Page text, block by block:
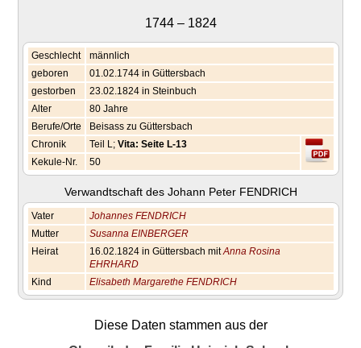
1744 – 1824
Geschlecht
männlich
geboren
01.02.1744 in Güttersbach
gestorben
23.02.1824 in Steinbuch
Alter
80 Jahre
Berufe/Orte
Beisass zu Güttersbach
Chronik
Teil L; Vita: Seite L-13
Kekule-Nr.
50
Verwandtschaft des Johann Peter FENDRICH
Vater
Johannes FENDRICH
Mutter
Susanna EINBERGER
Heirat
16.02.1824 in Güttersbach mitAnna Rosina
EHRHARD
Kind
Elisabeth Margarethe FENDRICH
Diese Daten stammen aus der